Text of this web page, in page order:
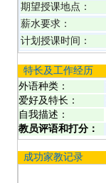
期望授课地点：
薪水要求：
计划授课时间：
特长及工作经历
外语种类：
爱好及特长：
自我描述：
教员评语和打分：
成功家教记录